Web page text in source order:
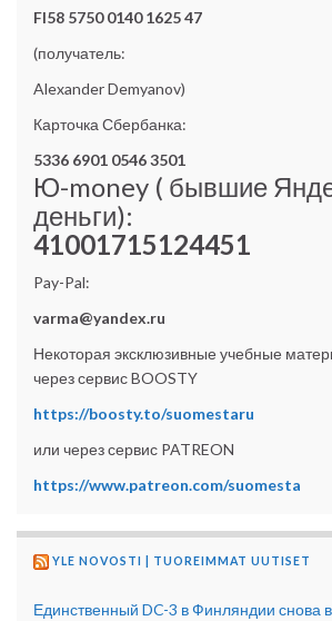
FI58 5750 0140 1625 47
(получатель:
Alexander Demyanov)
Карточка Сбербанка:
5336 6901 0546 3501
Ю-money ( бывшие
деньги):
41001715124451
Pay-Pal:
varma@yandex.ru
Некоторая эксклюзивные учебные
через сервис BOOSTY
https://boosty.to/suomestaru
или через сервис PATREON
https://www.patreon.com/suomesta
YLE NOVOSTI | TUOREIMMAT UUTISET
Единственный DC-3 в Финляндии снова